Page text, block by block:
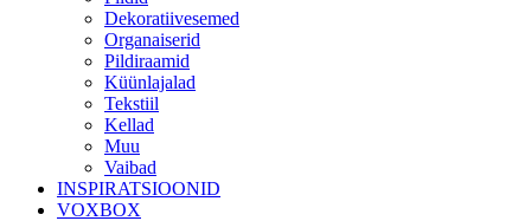
Dekoratiivesemed
Organaiserid
Pildiraamid
Küünlajalad
Tekstiil
Kellad
Muu
Vaibad
INSPIRATSIOONID
VOXBOX